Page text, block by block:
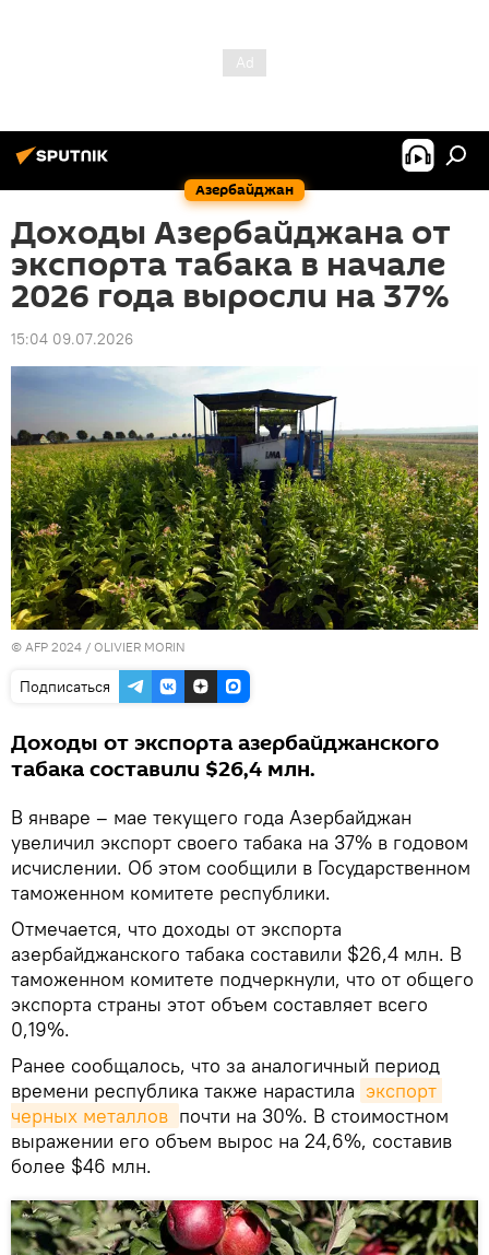
Азербайджан
Доходы Азербайджана от
экспорта табака в начале
2026 года выросли на 37%
15:04 09.07.2026
© AFP 2024 / OLIVIER MORIN
Подписаться
Доходы от экспорта азербайджанского
табака составили $26,4 млн.
В январе – мае текущего года Азербайджан
увеличил экспорт своего табака на 37% в годовом
исчислении. Об этом сообщили в Государственном
таможенном комитете республики.
Отмечается, что доходы от экспорта
азербайджанского табака составили $26,4 млн. В
таможенном комитете подчеркнули, что от общего
экспорта страны этот объем составляет всего
0,19%.
Ранее сообщалось, что за аналогичный период
времени республика также нарастила экспорт
черных металлов почти на 30%. В стоимостном
выражении его объем вырос на 24,6%, составив
более $46 млн.